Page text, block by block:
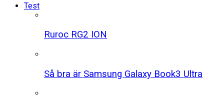
Test
Ruroc RG2 ION
Så bra är Samsung Galaxy Book3 Ultra